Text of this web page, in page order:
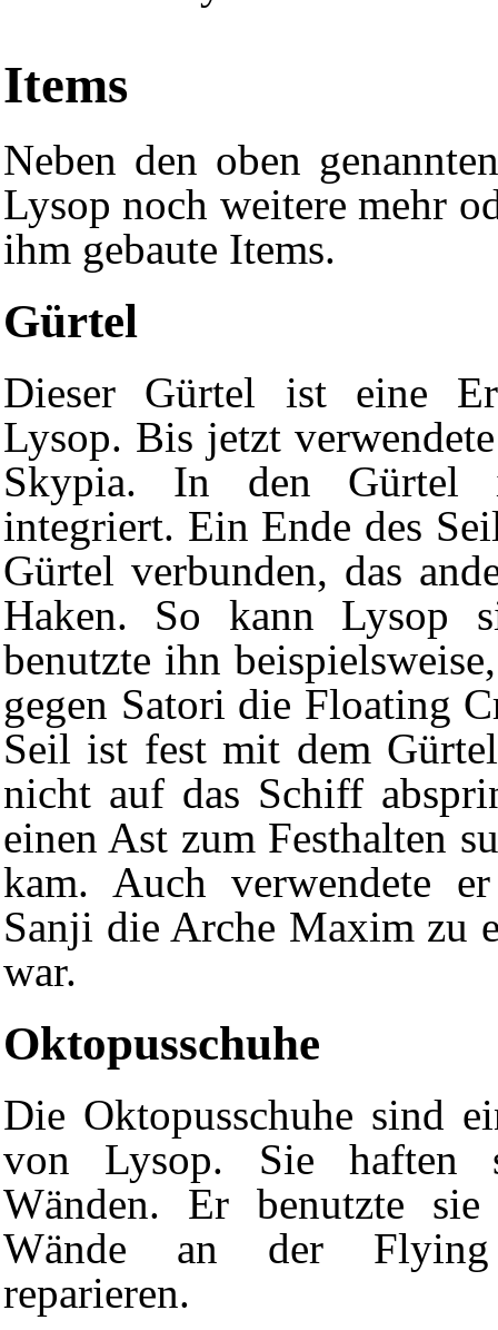
Items
Neben den oben
Lysop noch weitere mehr
ihm gebaute Items.
Gürtel
Dieser Gürtel ist eine
Lysop. Bis jetzt
Skypia. In den
integriert. Ein Ende des
Gürtel verbunden, das
Haken. So kann Lysop
benutzte ihn
gegen Satori die Floating
Seil ist fest mit dem
nicht auf das Schiff
einen Ast zum Festhalten
kam. Auch verwendete
Sanji die Arche Maxim zu
war.
Oktopusschuhe
Die Oktopusschuhe sind
von Lysop. Sie haften
Wänden. Er benutzte
Wände an der
reparieren.